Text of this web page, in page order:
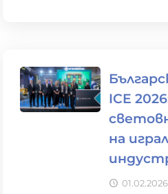
ICE
на
01.02.2026